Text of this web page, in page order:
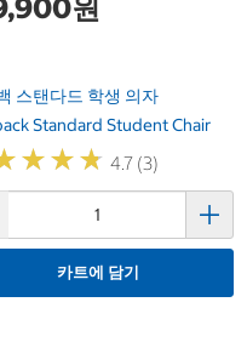
스탠다드 학생 의자
Standard Student Chair
★★★
★★★ 4.7 (3)
카트에 담기